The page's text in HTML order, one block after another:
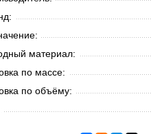
материал:
по массе:
по объёму: